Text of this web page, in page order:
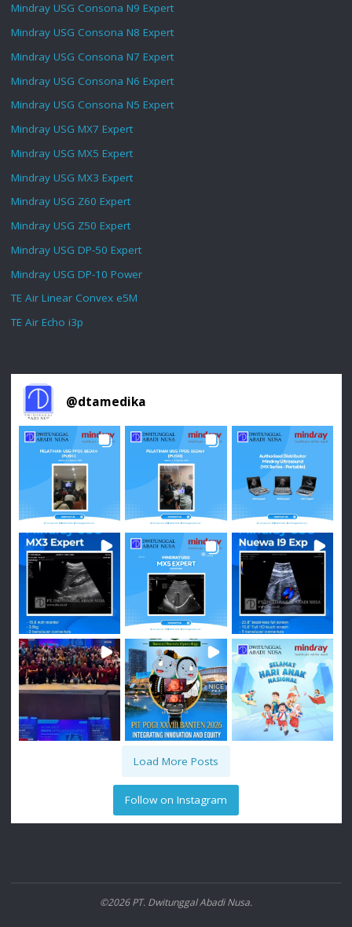
Mindray USG Consona N9 Expert
Mindray USG Consona N8 Expert
Mindray USG Consona N7 Expert
Mindray USG Consona N6 Expert
Mindray USG Consona N5 Expert
Mindray USG MX7 Expert
Mindray USG MX5 Expert
Mindray USG MX3 Expert
Mindray USG Z60 Expert
Mindray USG Z50 Expert
Mindray USG DP-50 Expert
Mindray USG DP-10 Power
TE Air Linear Convex e5M
TE Air Echo i3p
@dtamedika
Load More Posts
Follow on Instagram
©2026 PT. Dwitunggal Abadi Nusa.